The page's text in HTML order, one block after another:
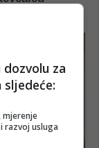
za
mjerenje
razvoj usluga